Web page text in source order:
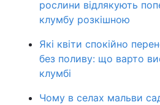
рослини відлякують
клумбу розкішною
Які квіти спокійно
без поливу: що варто
клумбі
Чому в селах мальви